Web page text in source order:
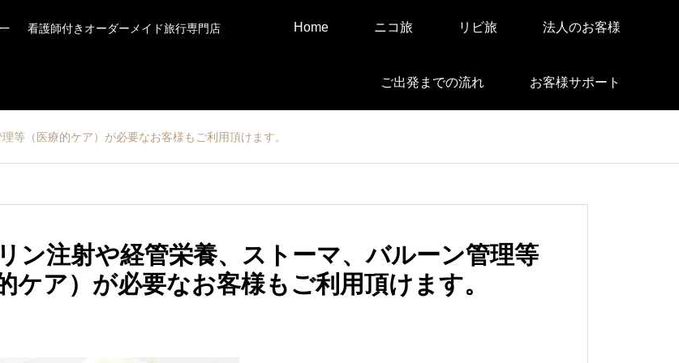
看護師付きオーダーメイド旅行専門店 Home ニコ旅 リビ旅 法人のお客様
ご出発までの流れ お客様サポート
等（医療的ケア）が必要なお客様もご利用頂けます。
ン注射や経管栄養、ストーマ、バルーン管理等
ケア）が必要なお客様もご利用頂けます。